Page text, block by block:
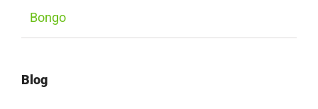
Bongo
Blog